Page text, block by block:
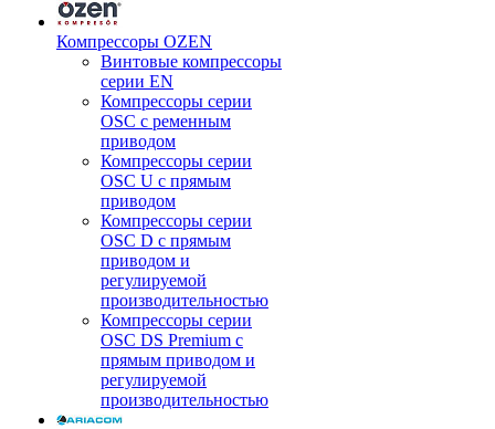
Компрессоры OZEN
Винтовые компрессоры
серии EN
Компрессоры серии
OSC с ременным
приводом
Компрессоры серии
OSC U с прямым
приводом
Компрессоры серии
OSC D с прямым
приводом и
регулируемой
производительностью
Компрессоры серии
OSC DS Premium с
прямым приводом и
регулируемой
производительностью